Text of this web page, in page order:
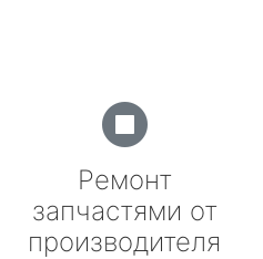
Ремонт
запчастями от
производителя